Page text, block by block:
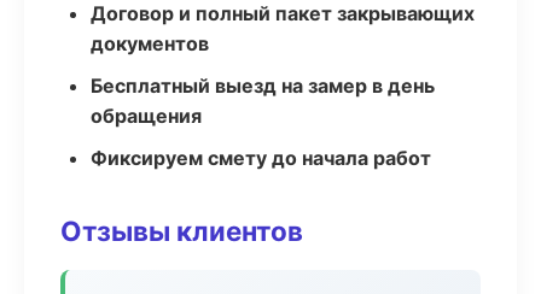
Договор и полный пакет закрывающих
документов
Бесплатный выезд на замер в день
обращения
Фиксируем смету до начала работ
Отзывы клиентов